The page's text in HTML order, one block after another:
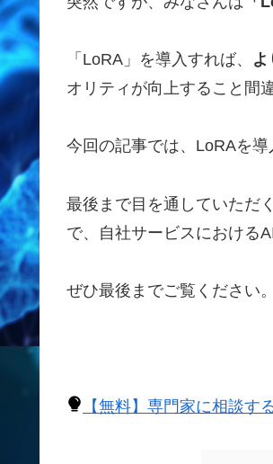
「LoRA」を導入すれば、
オリティが向上すること間
今回の記事では、LoRAを導
最後まで目を通していただ
で、自社サービスにおける
ぜひ最後までご覧ください。
【無料】専門家に相談す